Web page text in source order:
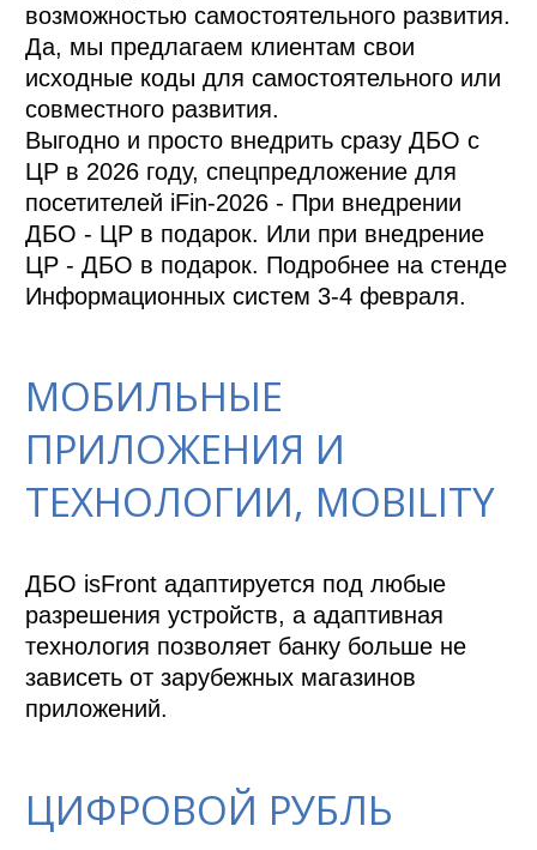
возможностью самостоятельного развития.
Да, мы предлагаем клиентам свои
исходные коды для самостоятельного или
совместного развития.
Выгодно и просто внедрить сразу ДБО с
ЦР в 2026 году, спецпредложение для
посетителей iFin-2026 - При внедрении
ДБО - ЦР в подарок. Или при внедрение
ЦР - ДБО в подарок. Подробнее на стенде
Информационных систем 3-4 февраля.
МОБИЛЬНЫЕ
ПРИЛОЖЕНИЯ И
ТЕХНОЛОГИИ, MOBILITY
ДБО isFront адаптируется под любые
разрешения устройств, а адаптивная
технология позволяет банку больше не
зависеть от зарубежных магазинов
приложений.
ЦИФРОВОЙ РУБЛЬ